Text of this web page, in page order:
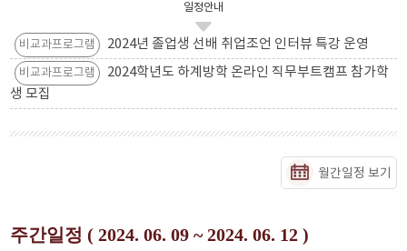
일정안내
비교과프로그램 2024년 졸업생 선배 취업조언 인터뷰 특강 운영
비교과프로그램
2024학년도 하계방학 온라인 직무부트캠프 참가학
생 모집
월간일정 보기
주간일정 ( 2024. 06. 09 ~ 2024. 06. 12 )